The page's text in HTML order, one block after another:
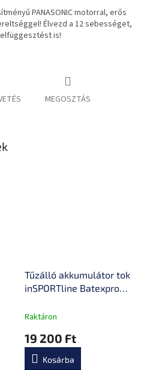
PANASONIC motorral, erős
Élvezd a 12 sebességet,
is!
MEGOSZTÁS
Tűzálló akkumulátor tok
inSPORTline Batexpro
hőmérsékleti ellenállás,
cipzárak, hordozófogantyú
Raktáron
19 200 Ft
Kosárba